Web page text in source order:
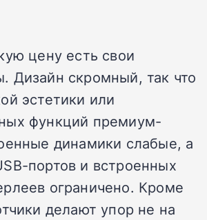
цену есть свои
Дизайн скромный, так что
эстетики или
функций премиум-
динамики слабые, а
портов и встроенных
ограничено. Кроме
делают упор не на